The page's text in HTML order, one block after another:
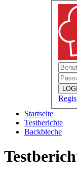
Startseite
Testberichte
Backbleche